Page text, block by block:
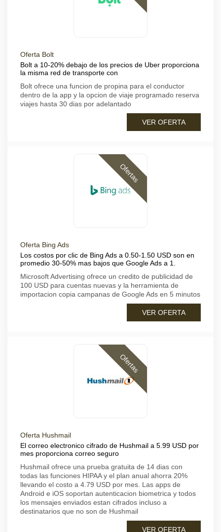
Oferta Bolt
Bolt a 10-20% debajo de los precios de Uber proporciona
la misma red de transporte con
Bolt ofrece una funcion de propina para el conductor
dentro de la app y la opcion de viaje programado reserva
viajes hasta 30 dias por adelantado
VER OFERTA
Ofertas
Oferta Bing Ads
Los costos por clic de Bing Ads a 0.50-1.50 USD son en
promedio 30-50% mas bajos que Google Ads a 1.
Microsoft Advertising ofrece un credito de publicidad de
100 USD para cuentas nuevas y la herramienta de
importacion copia campanas de Google Ads en 5 minutos
VER OFERTA
Ofertas
Oferta Hushmail
El correo electronico cifrado de Hushmail a 5.99 USD por
mes proporciona correo seguro
Hushmail ofrece una prueba gratuita de 14 dias con
todas las funciones HIPAA y el plan anual ahorra 20%
llevando el costo a 4.79 USD por mes. Las apps de
Android e iOS soportan autenticacion biometrica y todos
los mensajes enviados estan cifrados incluso a
destinatarios que no son de Hushmail
VER OFERTA